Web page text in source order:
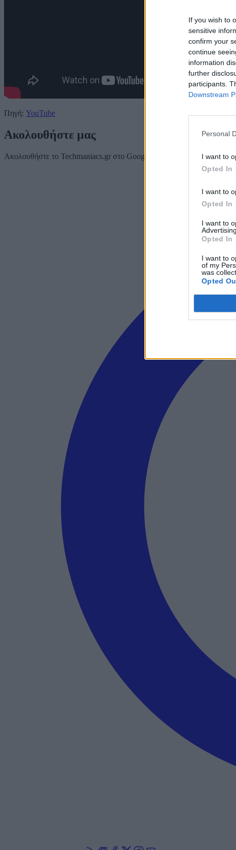
If you wish to
sensitive
confirm your
continue
information
further
participants.
Downstream
Personal
I want to
Opted In
I want to
Opted In
I want to
Advertising.
Opted In
I want to
of my
was
Opted
Πηγή: YouTube
Ακολουθήστε μας
Ακολουθήστε το Techmaniacs.gr στο Google News για να διαβάζετε